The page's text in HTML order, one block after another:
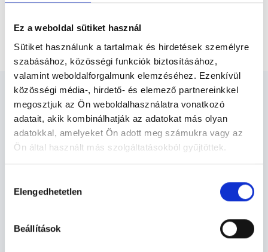
Ez a weboldal sütiket használ
Sütiket használunk a tartalmak és hirdetések személyre
szabásához, közösségi funkciók biztosításához,
valamint weboldalforgalmunk elemzéséhez. Ezenkívül
közösségi média-, hirdető- és elemező partnereinkkel
megosztjuk az Ön weboldalhasználatra vonatkozó
adatait, akik kombinálhatják az adatokat más olyan
adatokkal, amelyeket Ön adott meg számukra vagy az
Ön által használt más szolgáltatásokból gyűjtöttek.
szabályzat:https://foglaljorvost.hu/info/foglaljorvost-
kiválasztása
Elengedhetetlen
Beállítások
Bőrgyógyász Kiskunfélegyháza
- Bőrgyógyászat